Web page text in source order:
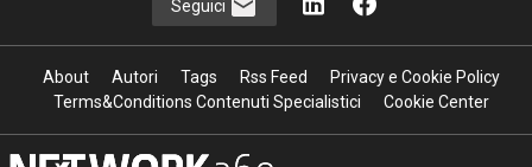
Seguici
About Autori Tags Rss Feed
Privacy e Cookie Policy
Terms&Conditions Contenuti Specialistici
Cookie Center